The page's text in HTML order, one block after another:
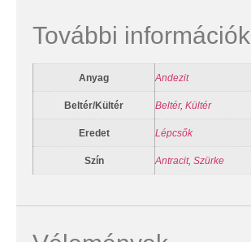
További információk
Anyag Andezit
Beltér/Kültér Beltér, Kültér
Eredet Lépcsők
Szín Antracit, Szürke